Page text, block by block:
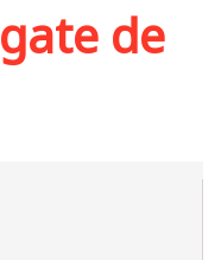
de